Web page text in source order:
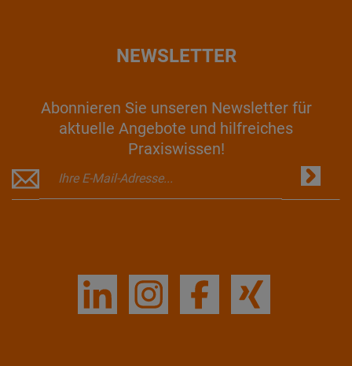
NEWSLETTER
Abonnieren Sie unseren Newsletter für
aktuelle Angebote und hilfreiches
Praxiswissen!